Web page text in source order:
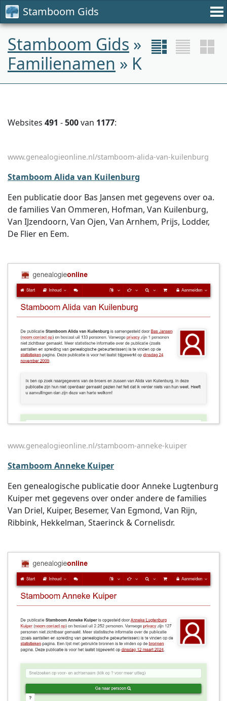
Stamboom Gids
Stamboom Gids »
Familienamen » K
Websites 491 -500van 1177:
www.genealogieonline.nl/stamboom-alida-van-kuilenburg
Stamboom Alida van Kuilenburg
Een publicatie door Bas Jansen met gegevens over oa.
de families Van Ommeren, Hofman, Van Kuilenburg,
Van IJzendoorn, Van Ojen, Van Arnhem, Prijs, Lodder,
De Flier en Eem.
www.genealogieonline.nl/stamboom-anneke-kuiper
Stamboom Anneke Kuiper
Een genealogische publicatie door Anneke Lugtenburg
Kuiper met gegevens over onder andere de families
Van Driel, Kuiper, Besemer, Van Egmond, Van Rijn,
Ribbink, Hekkelman, Staerinck & Cornelisdr.